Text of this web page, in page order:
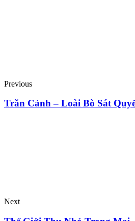
Previous
Trăn Cảnh – Loài Bò Sát
Next